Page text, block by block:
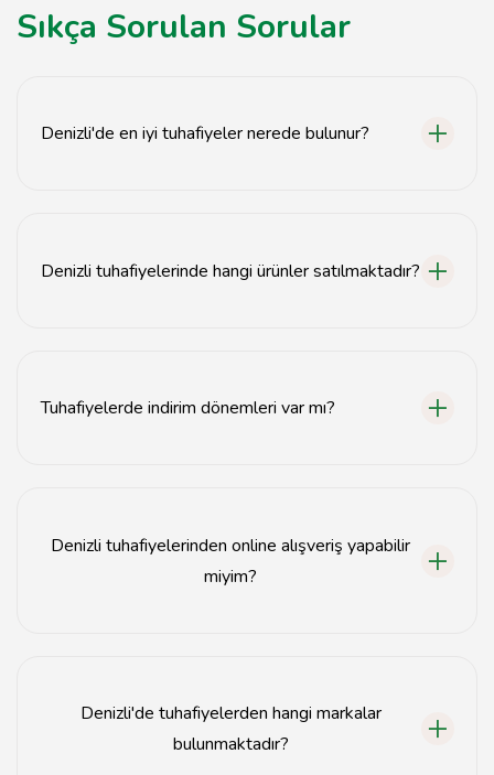
Sıkça Sorulan Sorular
Denizli'de en iyi tuhafiyeler nerede bulunur?
Denizli tuhafiyelerinde hangi ürünler satılmaktadır?
Tuhafiyelerde indirim dönemleri var mı?
Denizli tuhafiyelerinden online alışveriş yapabilir
miyim?
Denizli'de tuhafiyelerden hangi markalar
bulunmaktadır?